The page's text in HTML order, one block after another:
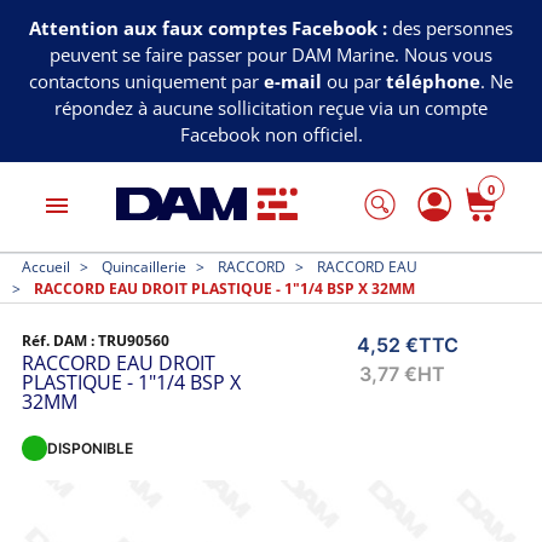
Attention aux faux comptes Facebook : des personnes
peuvent se faire passer pour DAM Marine. Nous vous
contactons uniquement par e-mail ou par téléphone. Ne
répondez à aucune sollicitation reçue via un compte
Facebook non officiel.
menu
0
Accueil Quincaillerie RACCORD
RACCORD EAU
RACCORD EAU DROIT PLASTIQUE - 1"1/4 BSP X 32MM
Réf. DAM :TRU90560
RACCORD EAU DROIT
PLASTIQUE - 1"1/4 BSP X
32MM
4,52 €TTC
3,77 €HT
DISPONIBLE